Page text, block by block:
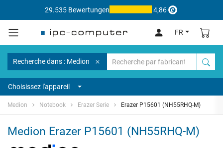
29.535 Bewertungen 4,86
FR
Recherche dans : Medion
Choisissez l'appareil
Medion Notebook Erazer Serie Erazer P15601 (NH55RHQ-M)
Medion Erazer P15601 (NH55RHQ-M)